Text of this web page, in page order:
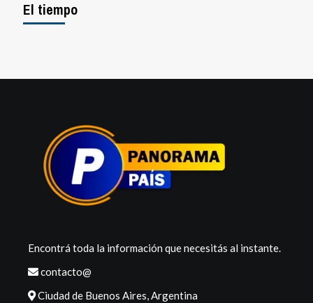
El tiempo
Encontrá toda la información que necesitás al instante.
contacto@
Ciudad de Buenos Aires, Argentina